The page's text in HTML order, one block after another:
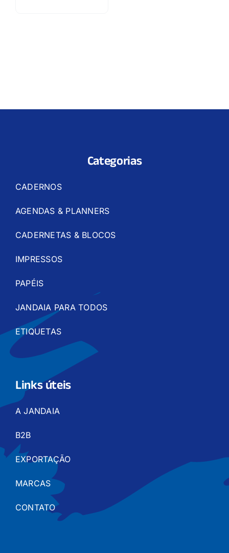
Categorias
CADERNOS
AGENDAS & PLANNERS
CADERNETAS & BLOCOS
IMPRESSOS
PAPÉIS
JANDAIA PARA TODOS
ETIQUETAS
Links úteis
A JANDAIA
B2B
EXPORTAÇÃO
MARCAS
CONTATO